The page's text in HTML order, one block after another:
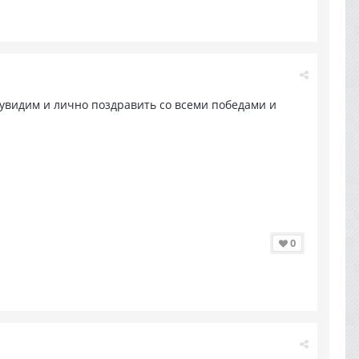
и лично поздравить со всеми победами и
0